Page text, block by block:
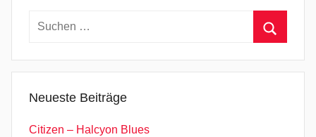
Beiträge
Suchen
Neueste Beiträge
Citizen – Halcyon Blues